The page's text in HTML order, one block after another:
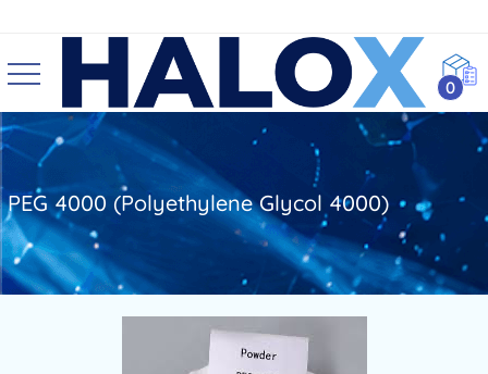
0
PEG 4000 (Polyethylene Glycol 4000)